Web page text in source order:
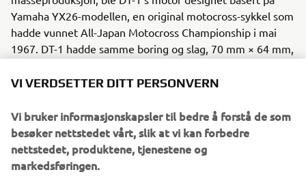
Yamaha YX26-modellen, en original motocross-sykkel som
hadde vunnet All-Japan Motocross Championship i mai
1967. DT-1 hadde samme boring og slag, 70 mm × 64 mm,
stålrør med høy strekkfasthet, og et robust chassis sterk
VI VERDSETTER DITT PERSONVERN
Vi bruker informasjonskapsler til bedre å forstå de som
besøker nettstedet vårt, slik at vi kan forbedre
nettstedet, produktene, tjenestene og
markedsføringen.